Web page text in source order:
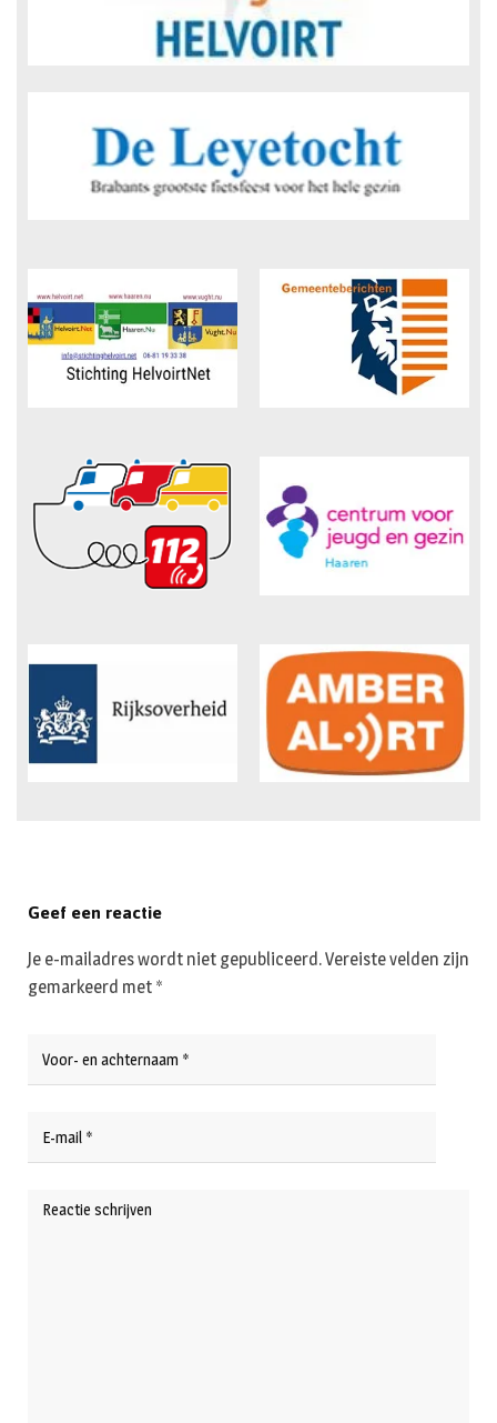
Geef een reactie
Je e-mailadres wordt niet gepubliceerd.Vereiste velden zijn
gemarkeerd met *